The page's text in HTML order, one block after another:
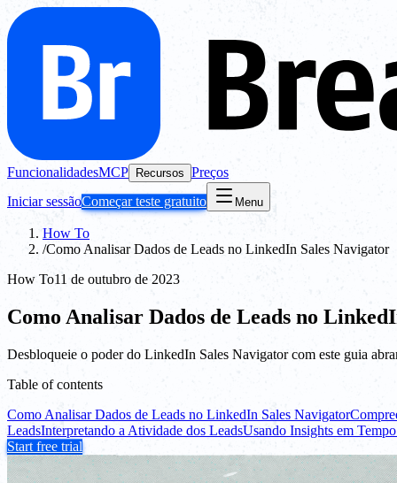
FuncionalidadesMCP Recursos Preços
Iniciar sessãoComeçar teste gratuito Menu
How To
/Como Analisar Dados de Leads no LinkedIn Sales Navigator
How To11 de outubro de 2023
Como Analisar Dados de Leads no
Desbloqueie o poder do LinkedIn Sales Navigator com este guia
Table of contents
Como Analisar Dados de Leads no LinkedIn Sales Navigator
LeadsInterpretando a Atividade dos LeadsUsando Insights em
Start free trial